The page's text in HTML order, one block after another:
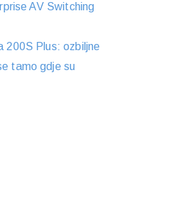
AV Switching
Plus: ozbiljne
tamo gdje su